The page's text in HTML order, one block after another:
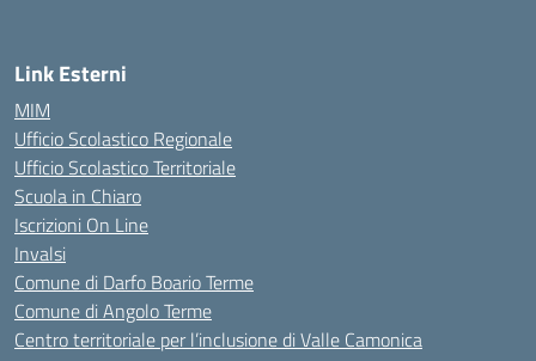
Link Esterni
MIM
Ufficio Scolastico Regionale
Ufficio Scolastico Territoriale
Scuola in Chiaro
Iscrizioni On Line
Invalsi
Comune di Darfo Boario Terme
Comune di Angolo Terme
Centro territoriale per l’inclusione di Valle Camonica